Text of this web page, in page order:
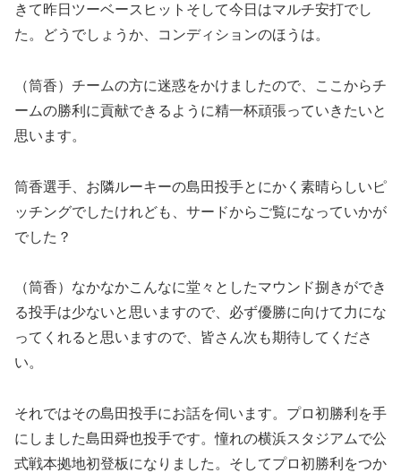
きて昨日ツーベースヒットそして今日はマルチ安打でし
た。どうでしょうか、コンディションのほうは。
（筒香）チームの方に迷惑をかけましたので、ここからチ
ームの勝利に貢献できるように精一杯頑張っていきたいと
思います。
筒香選手、お隣ルーキーの島田投手とにかく素晴らしいピ
ッチングでしたけれども、サードからご覧になっていかが
でした？
（筒香）なかなかこんなに堂々としたマウンド捌きができ
る投手は少ないと思いますので、必ず優勝に向けて力にな
ってくれると思いますので、皆さん次も期待してくださ
い。
それではその島田投手にお話を伺います。プロ初勝利を手
にしました島田舜也投手です。憧れの横浜スタジアムで公
式戦本拠地初登板になりました。そしてプロ初勝利をつか